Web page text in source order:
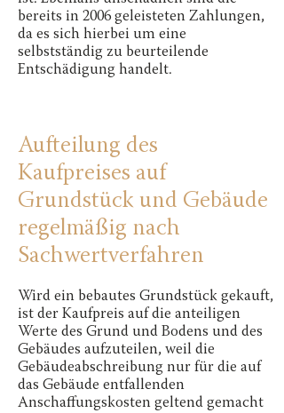
bereits in 2006 geleisteten Zahlungen,
da es sich hierbei um eine
selbstständig zu beurteilende
Entschädigung handelt.
Aufteilung des
Kaufpreises auf
Grundstück und Gebäude
regelmäßig nach
Sachwertverfahren
Wird ein bebautes Grundstück gekauft,
ist der Kaufpreis auf die anteiligen
Werte des Grund und Bodens und des
Gebäudes aufzuteilen, weil die
Gebäudeabschreibung nur für die auf
das Gebäude entfallenden
Anschaffungskosten geltend gemacht